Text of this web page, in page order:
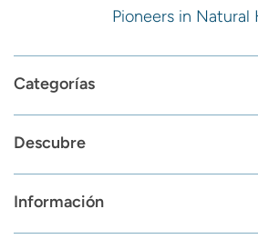
Pioneers in Natural
Categorías
Descubre
Información